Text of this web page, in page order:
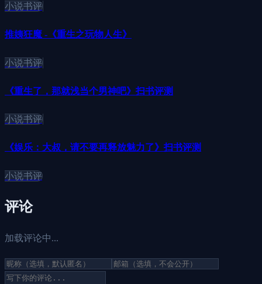
小说书评
推姨狂魔 -《重生之玩物人生》
小说书评
《重生了，那就浅当个男神吧》扫书评测
小说书评
《娱乐：大叔，请不要再释放魅力了》扫书评测
小说书评
评论
加载评论中...